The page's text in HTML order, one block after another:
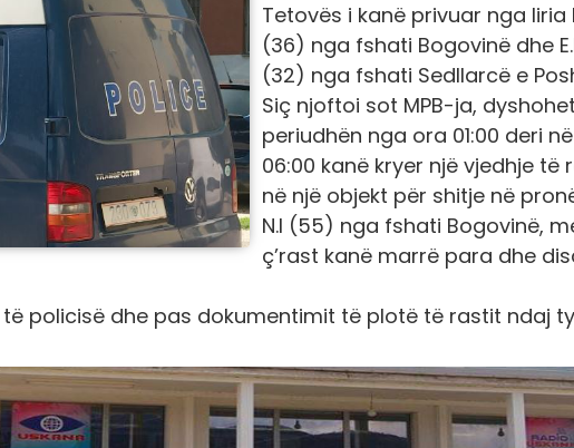
Tetovës i kanë privuar nga liria
(36) nga fshati Bogovinë dhe
(32) nga fshati Sedllarcë e
Siç njoftoi sot MPB-ja,
periudhën nga ora 01:00 deri
06:00 kanë kryer një vjedhje të
në një objekt për shitje në
N.I (55) nga fshati Bogovinë,
ç’rast kanë marrë para dhe
policisë dhe pas dokumentimit të plotë të rastit ndaj